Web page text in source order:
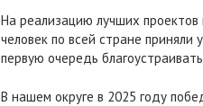
На реализацию лучших
человек по всей стране приняли
первую очередь
В нашем округе в 2025 году